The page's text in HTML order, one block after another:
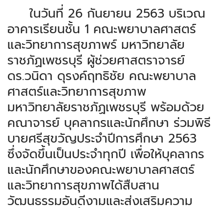
ในวันที่ 26 กันยายน 2563 บริเวณ
อาคารเรียนชั้น 1 คณะพยาบาลศาสตร์
และวิทยาการสุขภาพร์ มหาวิทยาลัย
ราชภัฏเพชรบุรี ผู้ช่วยศาสตราจารย์
ดร.วนิดา ดุรงค์ฤทธิชัย คณะพยาบาล
ศาสตร์และวิทยาการสุขภาพ
มหาวิทยาลัยราชภัฏเพชรบุรี พร้อมด้วย
คณาจารย์ บุคลากรและนักศึกษา ร่วมพิธี
บายศรีสุขวัญประจำปีการศึกษา 2563
ซึ่งจัดขึ้นเป็นประจำทุกปี เพื่อให้บุคลากร
และนักศึกษาของคณะพยาบาลศาสตร์
และวิทยาการสุขภาพได้สืบสาน
วัฒนธรรมอันดีงามและส่งเสริมความ